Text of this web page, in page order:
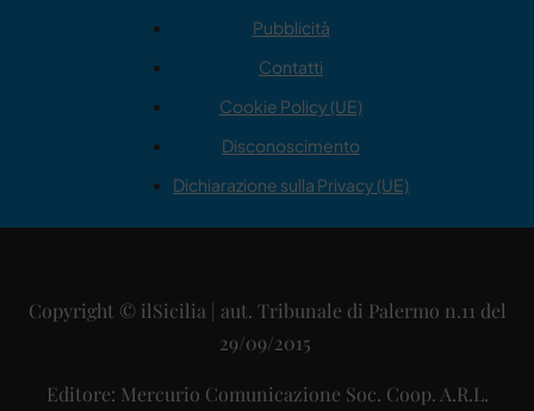
Pubblicità
Contatti
Cookie Policy (UE)
Disconoscimento
Dichiarazione sulla Privacy (UE)
Copyright © ilSicilia | aut. Tribunale di Palermo n.11 del
29/09/2015
Editore: Mercurio Comunicazione Soc. Coop. A.R.L.